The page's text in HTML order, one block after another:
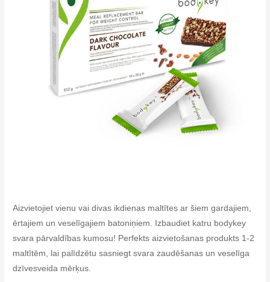
Aizvietojiet vienu vai divas ikdienas maltītes ar šiem gardajiem,
ērtajiem un veselīgajiem batoniņiem. Izbaudiet katru bodykey
svara pārvaldības kumosu! Perfekts aizvietošanas produkts 1-2
maltītēm, lai palīdzētu sasniegt svara zaudēšanas un veselīga
dzīvesveida mērķus.